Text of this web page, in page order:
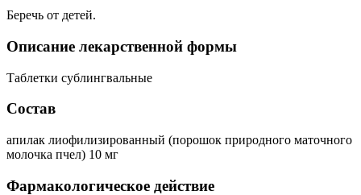
Беречь от детей.
Описание лекарственной формы
Таблетки сублингвальные
Состав
апилак лиофилизированный (порошок природного маточного
молочка пчел) 10 мг
Фармакологическое действие